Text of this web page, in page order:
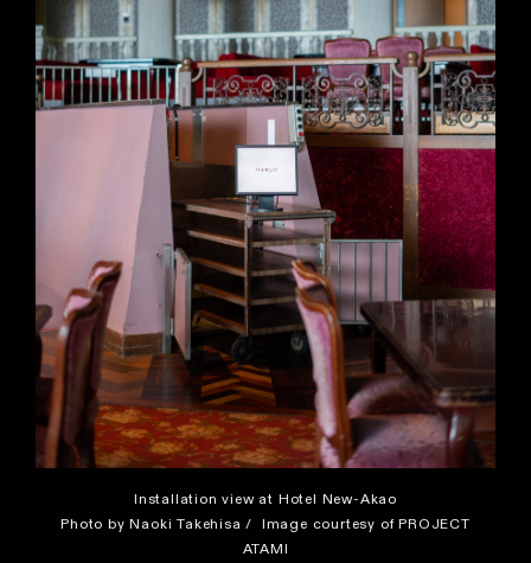
Installation view at Hotel New-Akao
Photo by Naoki Takehisa / Image courtesy of PROJECT
ATAMI